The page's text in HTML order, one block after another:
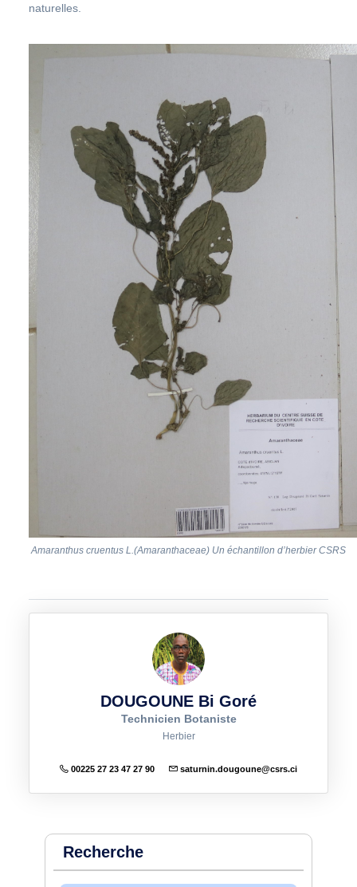
naturelles.
Amaranthus cruentus L.(Amaranthaceae) Un échantillon d’herbier CSRS
DOUGOUNE Bi Goré
Technicien Botaniste
Herbier
00225 27 23 47 27 90 saturnin.dougoune@csrs.ci
Recherche